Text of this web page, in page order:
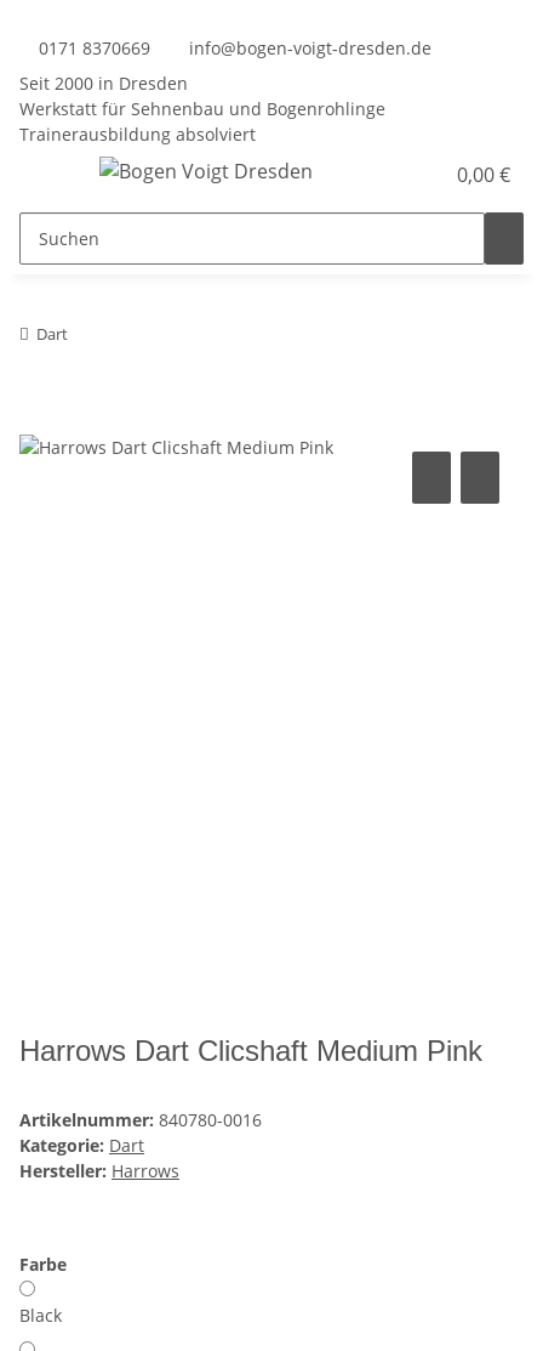
0171 8370669
info@bogen-voigt-dresden.de
Seit 2000 in Dresden
Werkstatt für Sehnenbau und Bogenrohlinge
Trainerausbildung absolviert
0,00 €
Dart
Harrows Dart Clicshaft Medium Pink
Artikelnummer: 840780-0016
Kategorie: Dart
Hersteller: Harrows
Farbe
Black